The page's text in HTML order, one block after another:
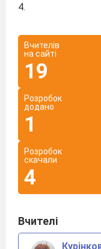
4.
Вчителів
на сайті
19
Розробок
додано
1
Розробок
скачали
4
Вчителі